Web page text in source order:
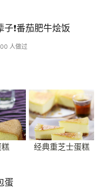
❗️番茄肥牛烩饭
人做过
经典重芝士蛋糕
蛋